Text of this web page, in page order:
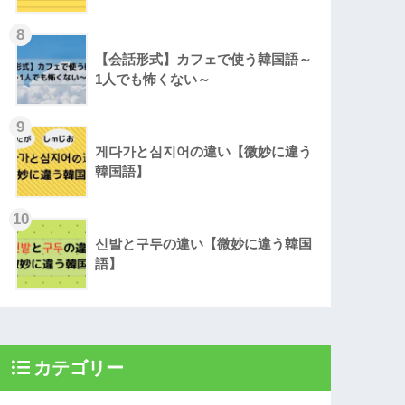
8
【会話形式】カフェで使う韓国語～
1人でも怖くない～
9
게다가と심지어の違い【微妙に違う
韓国語】
10
신발と구두の違い【微妙に違う韓国
語】
カテゴリー